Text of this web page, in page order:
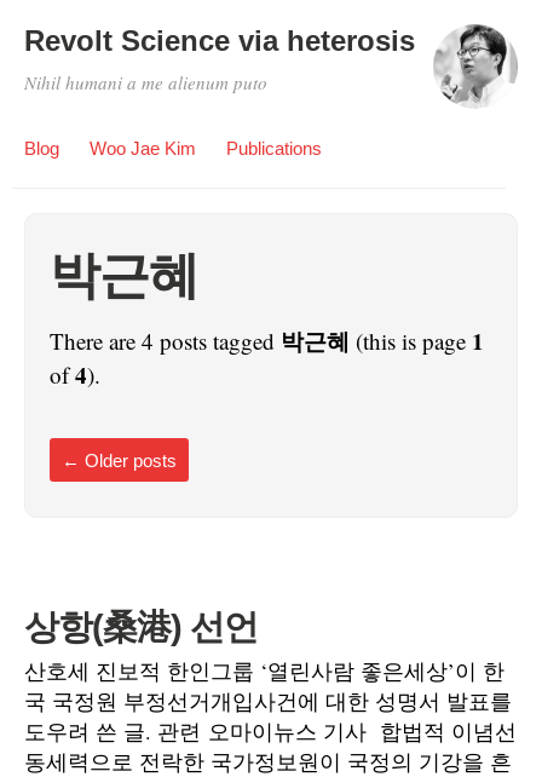
Revolt Science via heterosis
Nihil humani a me alienum puto
Blog Woo Jae Kim Publications
박근혜
There are 4 posts tagged 박근혜 (this is page 1
of4).
← Older posts
상항(桑港) 선언
산호세 진보적 한인그룹 ‘열린사람 좋은세상’이 한
국 국정원 부정선거개입사건에 대한 성명서 발표를
도우려 쓴 글. 관련 오마이뉴스 기사 합법적 이념선
동세력으로 전락한 국가정보원이 국정의 기강을 흔